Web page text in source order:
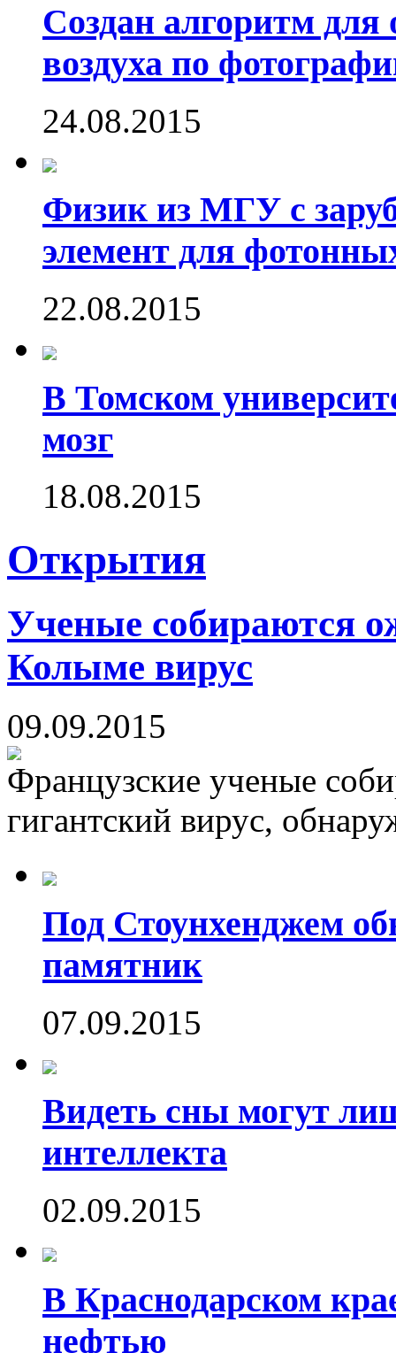
Создан алгоритм для
воздуха по
24.08.2015
Физик из МГУ с
элемент для
22.08.2015
В Томском
мозг
18.08.2015
Открытия
Ученые собираются
Колыме вирус
09.09.2015
Французские ученые
гигантский вирус,
Под Стоунхенджем
памятник
07.09.2015
Видеть сны могут
интеллекта
02.09.2015
В Краснодарском
нефтью